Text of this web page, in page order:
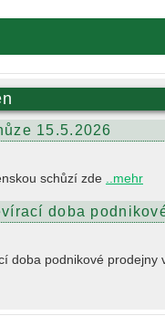
15.5.2026
schůzí zde
..mehr
doba
doba podnikové prodejny